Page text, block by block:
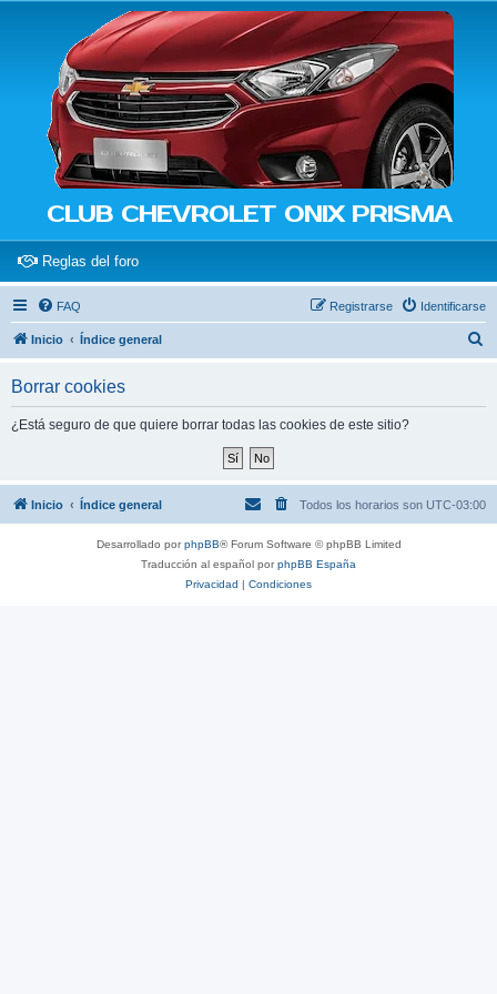
CLUB CHEVROLET ONIX PRISMA
Reglas del foro(Opens a new tab)
FAQ Identificarse
Registrarse
Inicio Índice general
Borrar cookies
¿Está seguro de que quiere borrar todas las cookies de este sitio?
Inicio Índice general Todos los horarios son UTC-03:00
Desarrollado porphpBB® Forum Software © phpBB Limited
Traducción al español porphpBB España
Privacidad | Condiciones